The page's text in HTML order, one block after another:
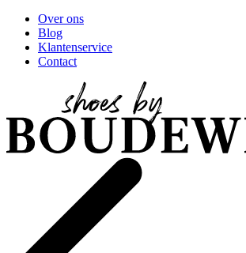
Over ons
Blog
Klantenservice
Contact